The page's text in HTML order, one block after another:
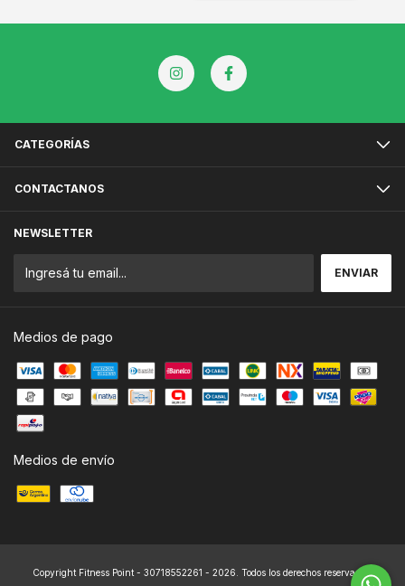
CATEGORÍAS
CONTACTANOS
NEWSLETTER
Medios de pago
Medios de envío
Copyright Fitness Point - 30718552261 - 2026. Todos los derechos reservados.